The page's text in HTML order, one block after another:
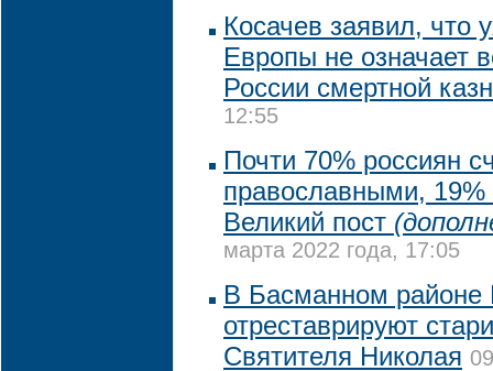
Косачев заявил, что
Европы не означает
России смертной
12:55
Почти 70% россиян
православными,
Великий пост
марта 2022 года, 17:05
В Басманном районе
отреставрируют
Святителя Николая